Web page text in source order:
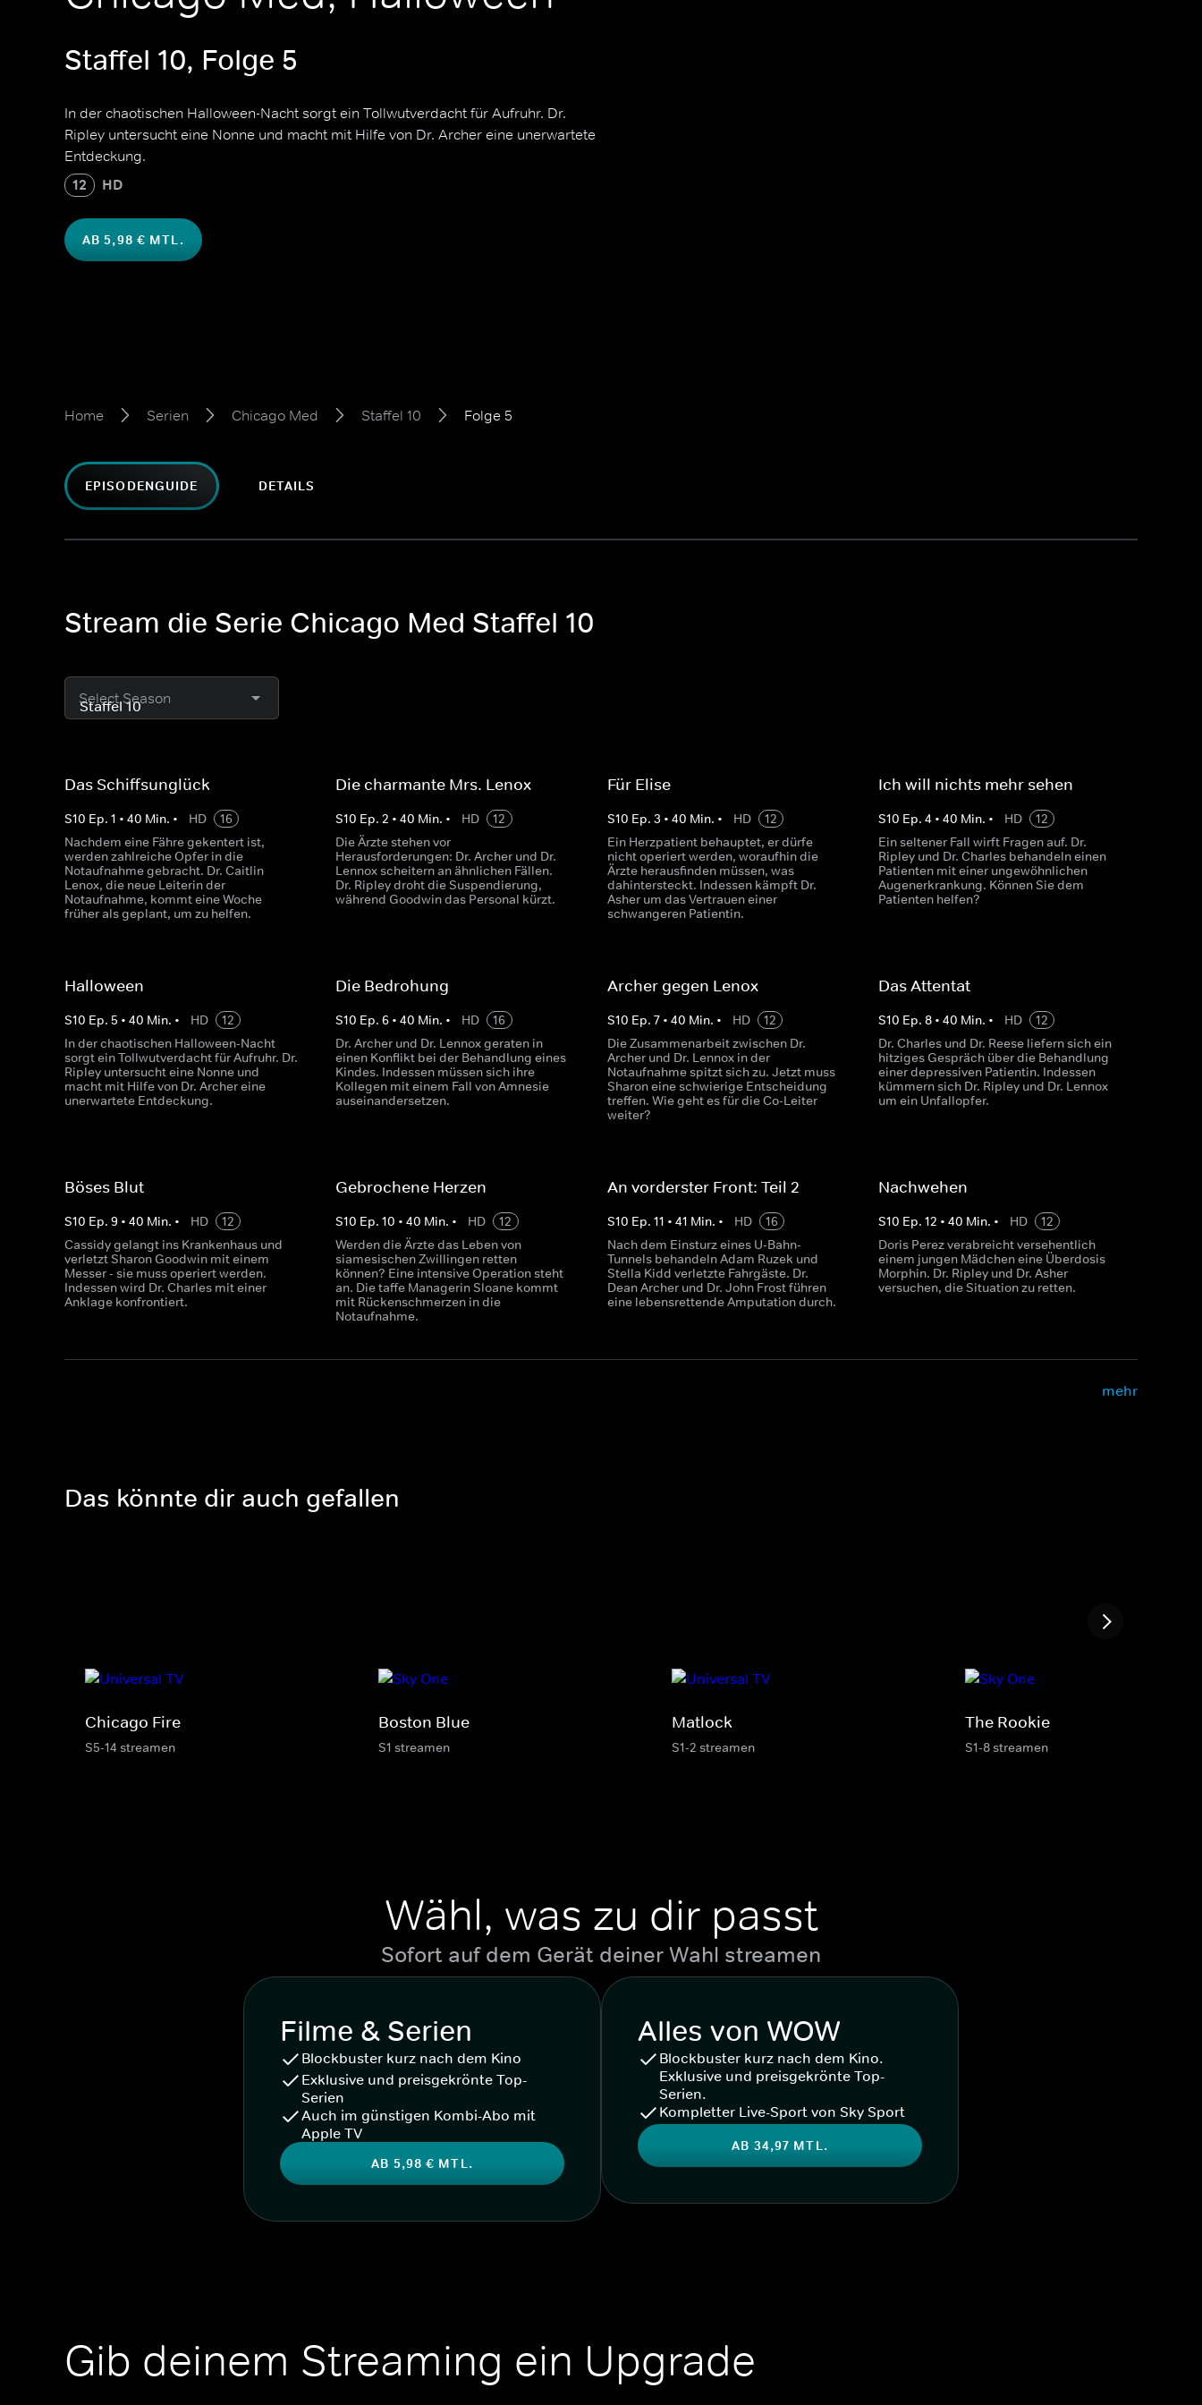
Staffel 10, Folge 5
In der chaotischen Halloween-Nacht sorgt ein Tollwutverdacht für Aufruhr. Dr.
Ripley untersucht eine Nonne und macht mit Hilfe von Dr. Archer eine unerwartete
Entdeckung.
12 HD
AB 5,98 € MTL.
Home Serien Chicago Med Staffel 10 Folge 5
EPISODENGUIDE DETAILS
Stream die Serie Chicago Med Staffel 10
Select Season
Das Schiffsunglück
S10 Ep. 1 • 40 Min. • HD
16
Nachdem eine Fähre gekentert ist,
werden zahlreiche Opfer in die
Notaufnahme gebracht. Dr. Caitlin
Lenox, die neue Leiterin der
Notaufnahme, kommt eine Woche
früher als geplant, um zu helfen.
Die charmante Mrs. Lenox
S10 Ep.2 •40 Min. • HD
12
Die Ärzte stehen vor
Herausforderungen: Dr. Archer und Dr.
Lennox scheitern an ähnlichen Fällen.
Dr. Ripley droht die Suspendierung,
während Goodwin das Personal kürzt.
Für Elise
S10 Ep. 3 • 40 Min. • HD
12
Ein Herzpatient behauptet, er dürfe
nicht operiert werden, woraufhin die
Ärzte herausfinden müssen, was
dahintersteckt. Indessen kämpft Dr.
Asher um das Vertrauen einer
schwangeren Patientin.
Ich will nichts mehr sehen
S10 Ep. 4 • 40 Min. • HD
12
Ein seltener Fall wirft Fragen auf. Dr.
Ripley und Dr. Charles behandeln einen
Patienten mit einer ungewöhnlichen
Augenerkrankung. Können Sie dem
Patienten helfen?
Halloween
S10 Ep. 5 • 40 Min. • HD
12
In der chaotischen Halloween-Nacht
sorgt ein Tollwutverdacht für Aufruhr. Dr.
Ripley untersucht eine Nonne und
macht mit Hilfe von Dr. Archer eine
unerwartete Entdeckung.
Die Bedrohung
S10 Ep.6 •40 Min. • HD
16
Dr. Archer und Dr. Lennox geraten in
einen Konflikt bei der Behandlung eines
Kindes. Indessen müssen sich ihre
Kollegen mit einem Fall von Amnesie
auseinandersetzen.
Archer gegen Lenox
S10 Ep. 7• 40 Min. • HD
12
Die Zusammenarbeit zwischen Dr.
Archer und Dr. Lennox in der
Notaufnahme spitzt sich zu. Jetzt muss
Sharon eine schwierige Entscheidung
treffen. Wie geht es für die Co-Leiter
weiter?
Das Attentat
S10 Ep. 8• 40 Min. • HD
12
Dr. Charles und Dr. Reese liefern sich ein
hitziges Gespräch über die Behandlung
einer depressiven Patientin. Indessen
kümmern sich Dr. Ripley und Dr. Lennox
um ein Unfallopfer.
Böses Blut
S10 Ep. 9 • 40 Min. • HD
12
Cassidy gelangt ins Krankenhaus und
verletzt Sharon Goodwin mit einem
Messer - sie muss operiert werden.
Indessen wird Dr. Charles mit einer
Anklage konfrontiert.
Gebrochene Herzen
S10 Ep.10 •40 Min. • HD
12
Werden die Ärzte das Leben von
siamesischen Zwillingen retten
können? Eine intensive Operation steht
an. Die taffe Managerin Sloane kommt
mit Rückenschmerzen in die
Notaufnahme.
An vorderster Front: Teil 2
S10 Ep. 11 • 41 Min. • HD
16
Nach dem Einsturz eines U-Bahn-
Tunnels behandeln Adam Ruzek und
Stella Kidd verletzte Fahrgäste. Dr.
Dean Archer und Dr. John Frost führen
eine lebensrettende Amputation durch.
Nachwehen
S10 Ep. 12 • 40 Min. • HD
12
Doris Perez verabreicht versehentlich
einem jungen Mädchen eine Überdosis
Morphin. Dr. Ripley und Dr. Asher
versuchen, die Situation zu retten.
mehr
Das könnte dir auch gefallen
Chicago Fire
S5-14 streamen
Boston Blue
S1 streamen
Matlock
S1-2 streamen
The Rookie
S1-8 streamen
Wähl, was zu dir passt
Sofort auf dem Gerät deiner Wahl streamen
Filme & Serien
Blockbuster kurz nach dem Kino
Exklusive und preisgekrönte Top-
Serien
Auch im günstigen Kombi-Abo mit
Apple TV
AB 5,98 € MTL.
Alles von WOW
Blockbuster kurz nach dem Kino.
Exklusive und preisgekrönte Top-
Serien.
Kompletter Live-Sport von Sky Sport
AB 34,97 MTL.
Gib deinem Streaming ein Upgrade